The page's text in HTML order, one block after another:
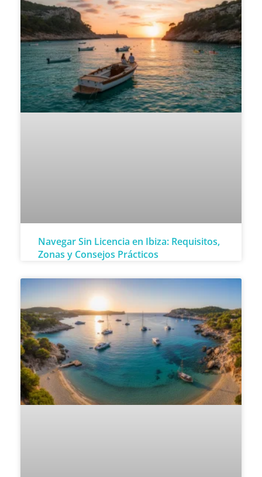
Navegar Sin Licencia en Ibiza: Requisitos,
Zonas y Consejos Prácticos